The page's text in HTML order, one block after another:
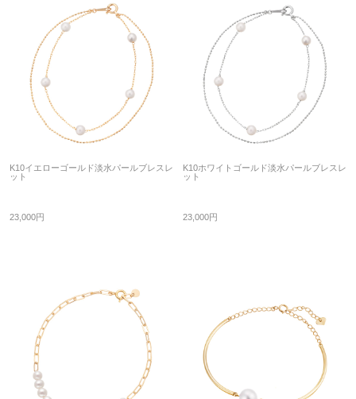
K10イエローゴールド淡水パールブレスレ
ット
23,000円
K10ホワイトゴールド淡水パールブレスレ
ット
23,000円